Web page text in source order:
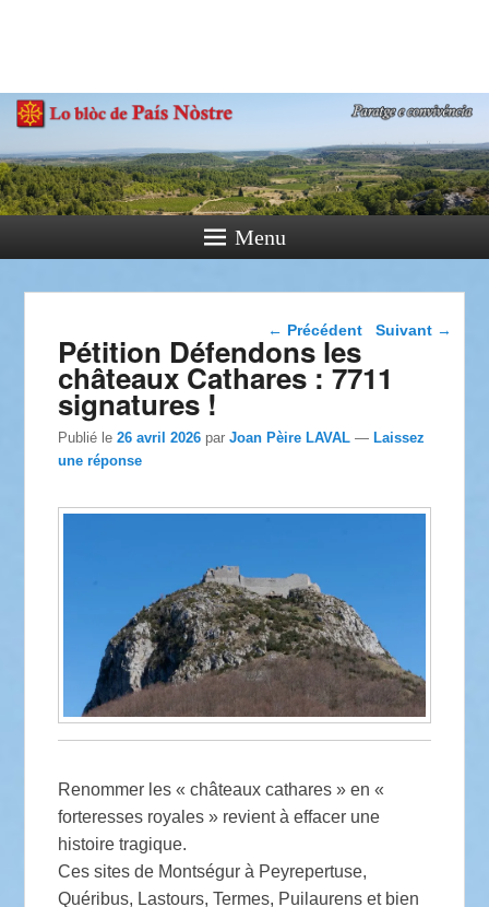
Paratge e Convivència
Menu
Navigation dans les
← Précédent Suivant →
Pétition Défendons les
châteaux Cathares : 7711
signatures !
Publié le26 avril 2026 parJoan Pèire LAVAL —Laissez
une réponse
Renommer les « châteaux cathares » en «
forteresses royales » revient à effacer une
histoire tragique.
Ces sites de Montségur à Peyrepertuse,
Quéribus, Lastours, Termes, Puilaurens et bien